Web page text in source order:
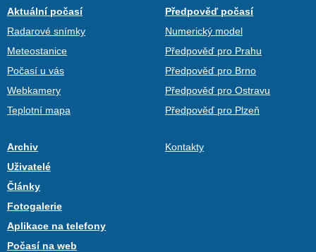
Aktuální počasí
Radarové snímky
Meteostanice
Počasí u vás
Webkamery
Teplotní mapa
Předpověď počasí
Numerický model
Předpověď pro Prahu
Předpověď pro Brno
Předpověď pro Ostravu
Předpověď pro Plzeň
Archiv
Uživatelé
Články
Fotogalerie
Aplikace na telefony
Počasí na web
Kontakty